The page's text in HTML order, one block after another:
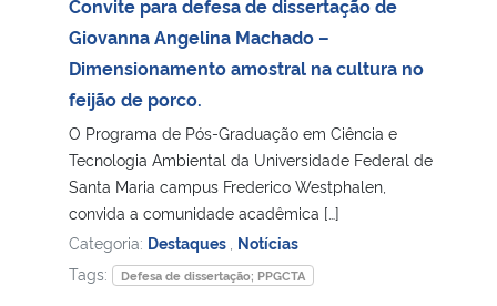
Convite para defesa de dissertação de
Giovanna Angelina Machado –
Dimensionamento amostral na cultura no
feijão de porco.
O Programa de Pós-Graduação em Ciência e
Tecnologia Ambiental da Universidade Federal de
Santa Maria campus Frederico Westphalen,
convida a comunidade acadêmica […]
Categoria: Destaques Notícias
Tags:
Defesa de dissertação; PPGCTA